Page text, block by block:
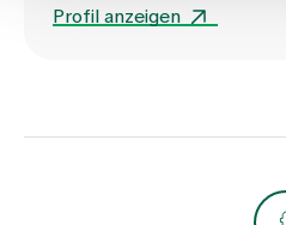
Profil anzeigen